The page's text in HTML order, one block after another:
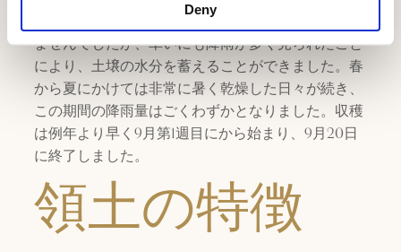
Deny
冬は穏やかで、0度以下になることは数回しかあり
ませんでしたが、幸いにも降雨が多く見られたこと
により、土壌の水分を蓄えることができました。春
から夏にかけては非常に暑く乾燥した日々が続き、
この期間の降雨量はごくわずかとなりました。収穫
は例年より早く9月第1週目にから始まり、9月20日
に終了しました。
領土の特徴